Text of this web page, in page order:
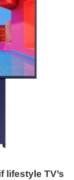
lifestyle TV’s